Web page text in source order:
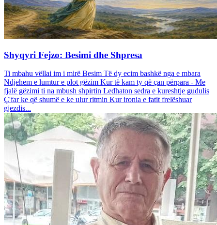
Shyqyri Fejzo: Besimi dhe Shpresa
Ti mbahu vëllai im i mirë Besim Të dy ecim bashkë nga e mbara
Ndjehem e lumtur e plot gëzim Kur të kam ty që çan përpara - Me
fjalë gëzimi ti na mbush shpirtin Ledhaton sedra e kureshtje gudulis
Ç'far ke që shumë e ke ulur ritmin Kur ironia e fatit frelëshuar
gjezdis...